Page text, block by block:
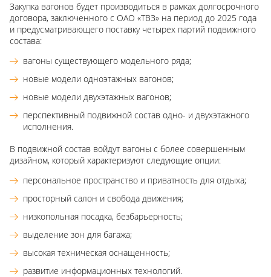
Закупка вагонов будет производиться в рамках долгосрочного
договора, заключенного с ОАО «ТВЗ» на период до 2025 года
и предусматривающего поставку четырех партий подвижного
состава:
вагоны существующего модельного ряда;
новые модели одноэтажных вагонов;
новые модели двухэтажных вагонов;
перспективный подвижной состав одно- и двухэтажного
исполнения.
В подвижной состав войдут вагоны с более совершенным
дизайном, который характеризуют следующие опции:
персональное пространство и приватность для отдыха;
просторный салон и свобода движения;
низкопольная посадка, безбарьерность;
выделение зон для багажа;
высокая техническая оснащенность;
развитие информационных технологий.